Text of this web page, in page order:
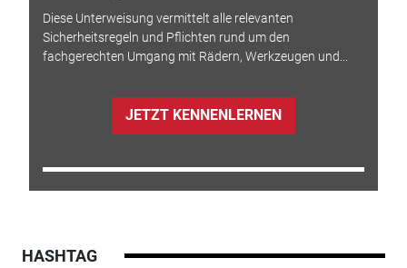
Diese Unterweisung vermittelt alle relevanten
Sicherheitsregeln und Pflichten rund um den
fachgerechten Umgang mit Rädern, Werkzeugen und...
JETZT KENNENLERNEN
HASHTAG